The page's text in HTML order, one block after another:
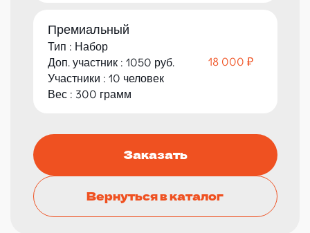
Премиальный
Тип : Набор
Доп. участник : 1050 руб.
Участники : 10 человек
Вес : 300 грамм
18 000 ₽
Заказать
Вернуться в каталог